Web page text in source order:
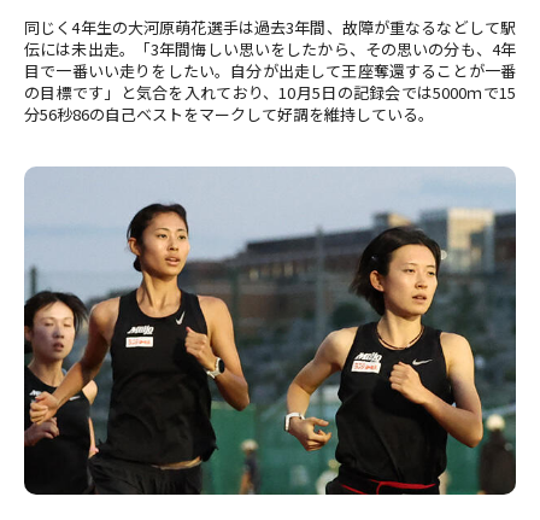
同じく4年生の大河原萌花選手は過去3年間、故障が重なるなどして駅
伝には未出走。「3年間悔しい思いをしたから、その思いの分も、4年
目で一番いい走りをしたい。自分が出走して王座奪還することが一番
の目標です」と気合を入れており、10月5日の記録会では5000ｍで15
分56秒86の自己ベストをマークして好調を維持している。